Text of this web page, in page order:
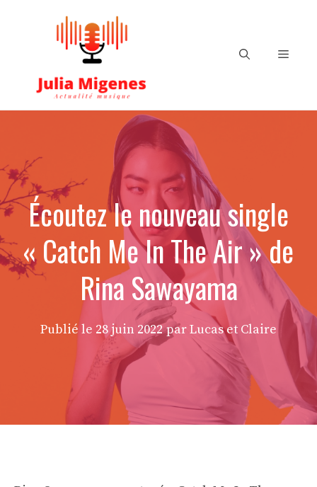
Menu
Écoutez le nouveau single
« Catch Me In The Air » de
Rina Sawayama
Publié le 28 juin 2022 par Lucas et Claire